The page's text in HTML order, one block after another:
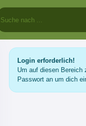
Login erforderlich!
Um auf diesen Bereich
Passwort an um dich